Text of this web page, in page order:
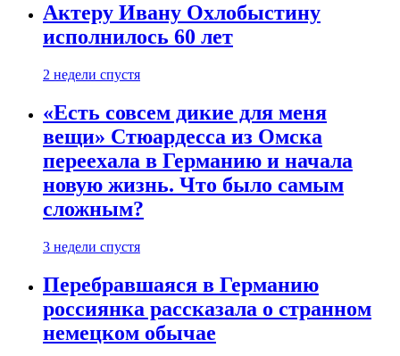
Актеру Ивану Охлобыстину
исполнилось 60 лет
2 недели спустя
«Есть совсем дикие для меня
вещи» Стюардесса из Омска
переехала в Германию и начала
новую жизнь. Что было самым
сложным?
3 недели спустя
Перебравшаяся в Германию
россиянка рассказала о странном
немецком обычае